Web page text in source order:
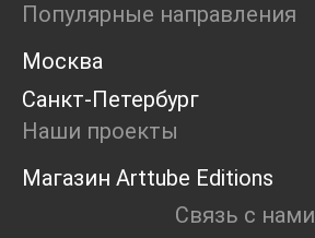
Популярные направления
Москва
Санкт-Петербург
Наши проекты
Магазин Arttube Editions
Связь с нами